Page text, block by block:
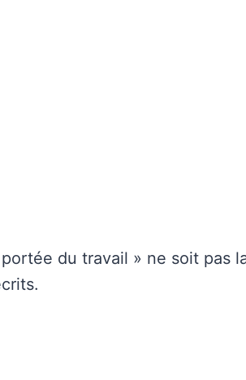
du travail » ne soit pas